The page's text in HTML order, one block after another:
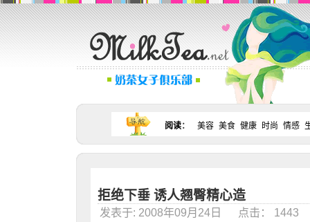
阅读： 美容 美食 健康 时尚 情感
拒绝下垂 诱人翘臀精心造
发表于: 2008年09月24日 点击： 1443